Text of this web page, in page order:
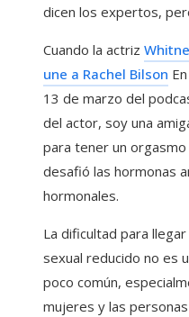
dicen los expertos,
Cuando la actriz
une a Rachel Bilson
13 de marzo del
del actor, soy una
para tener un orgasmo
desafió las hormonas
hormonales.
La dificultad para
sexual reducido no es
poco común,
mujeres y las